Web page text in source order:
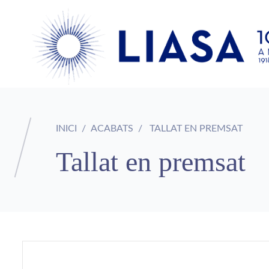
INICI ACABATS TALLAT EN PREMSAT
Tallat en premsat